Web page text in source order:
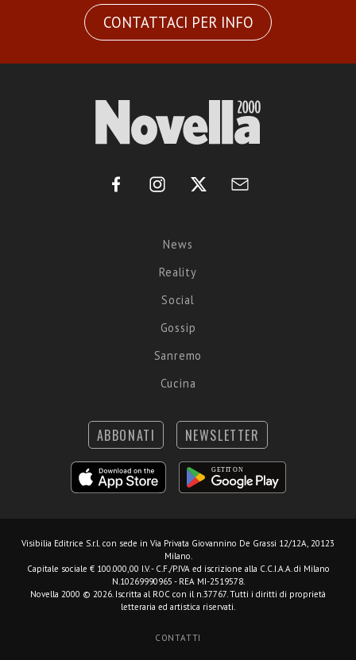
CONTATTACI PER INFO
News
Reality
Social
Gossip
Sanremo
Cucina
ABBONATI NEWSLETTER
Visibilia Editrice S.r.l. con sede in Via Privata Giovannino De Grassi 12/12A, 20123
Milano.
Capitale sociale € 100.000,00 I.V. - C.F./P.IVA ed iscrizione alla C.C.I.A.A. di Milano
N.10269990965 - REA MI-2519578.
Novella 2000 © 2026. Iscritta al ROC con il n.37767. Tutti i diritti di proprietà
letteraria ed artistica riservati.
CONTATTI